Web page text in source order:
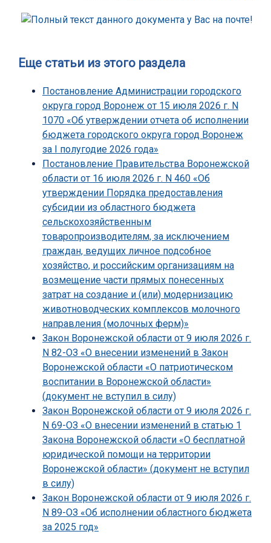
Еще статьи из этого раздела
Постановление Администрации городского
округа город Воронеж от 15 июля 2026 г. N
1070 «Об утверждении отчета об исполнении
бюджета городского округа город Воронеж
за I полугодие 2026 года»
Постановление Правительства Воронежской
области от 16 июля 2026 г. N 460 «Об
утверждении Порядка предоставления
субсидии из областного бюджета
сельскохозяйственным
товаропроизводителям, за исключением
граждан, ведущих личное подсобное
хозяйство, и российским организациям на
возмещение части прямых понесенных
затрат на создание и (или) модернизацию
животноводческих комплексов молочного
направления (молочных ферм)»
Закон Воронежской области от 9 июля 2026 г.
N 82-ОЗ «О внесении изменений в Закон
Воронежской области «О патриотическом
воспитании в Воронежской области»
(документ не вступил в силу)
Закон Воронежской области от 9 июля 2026 г.
N 69-ОЗ «О внесении изменений в статью 1
Закона Воронежской области «О бесплатной
юридической помощи на территории
Воронежской области» (документ не вступил
в силу)
Закон Воронежской области от 9 июля 2026 г.
N 89-ОЗ «Об исполнении областного бюджета
за 2025 год»